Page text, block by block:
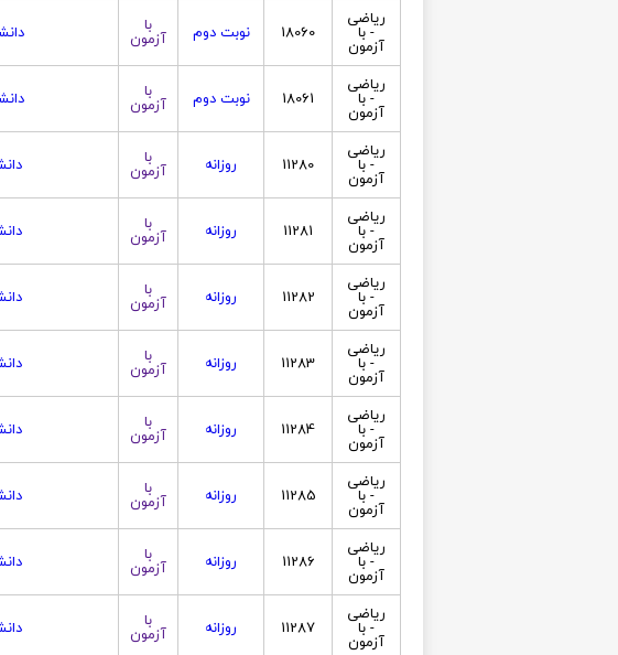
ریاضی
- با
آزمون
18060 نوبت دوم با
آزمون
ریاضی
- با
آزمون
18061 نوبت دوم با
آزمون
ریاضی
- با
آزمون
11280 روزانه با
آزمون
ریاضی
- با
آزمون
11281 روزانه با
آزمون
ریاضی
- با
آزمون
11282 روزانه با
آزمون
ریاضی
- با
آزمون
11283 روزانه با
آزمون
ریاضی
- با
آزمون
11284 روزانه با
آزمون
ریاضی
- با
آزمون
11285 روزانه با
آزمون
ریاضی
- با
آزمون
11286 روزانه با
آزمون
ریاضی
- با
آزمون
11287 روزانه با
آزمون